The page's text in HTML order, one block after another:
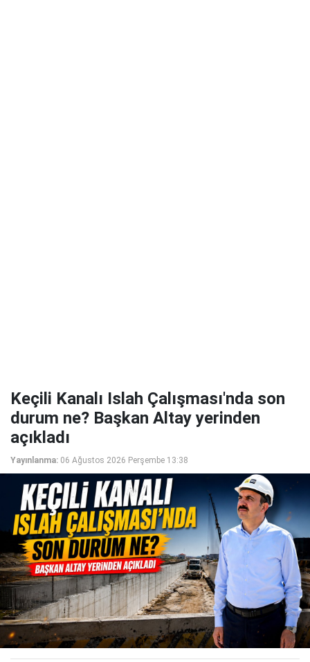
Keçili Kanalı Islah Çalışması'nda son
durum ne? Başkan Altay yerinden
açıkladı
Yayınlanma: 06 Ağustos 2026 Perşembe 13:38